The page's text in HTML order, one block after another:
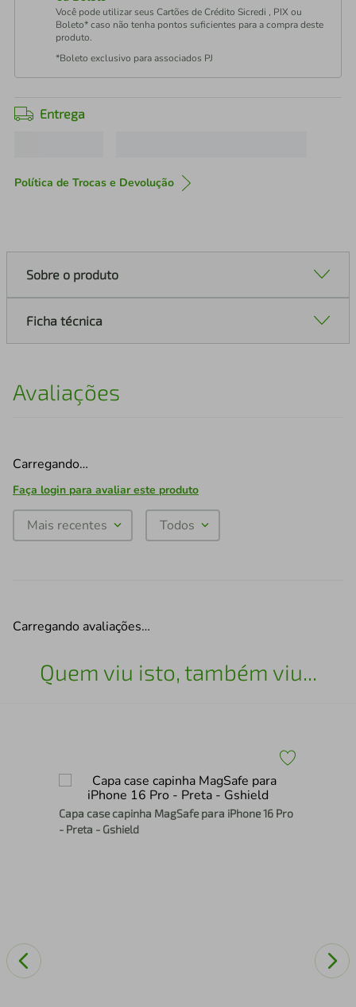
Você pode utilizar seus Cartões de Crédito Sicredi , PIX ou
Boleto* caso não tenha pontos suficientes para a compra deste
produto.
*Boleto exclusivo para associados PJ
Entrega
Política de Trocas e Devolução
Sobre o produto
Ficha técnica
Avaliações
Carregando…
Faça login para avaliar este produto
Mais recentes Todos
Carregando avaliações…
Quem viu isto, também viu...
Capa case capinha MagSafe para iPhone 16 Pro
- Preta - Gshield